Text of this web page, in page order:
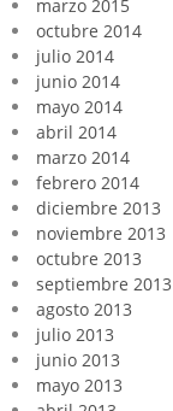
marzo 2015
octubre 2014
julio 2014
junio 2014
mayo 2014
abril 2014
marzo 2014
febrero 2014
diciembre 2013
noviembre 2013
octubre 2013
septiembre 2013
agosto 2013
julio 2013
junio 2013
mayo 2013